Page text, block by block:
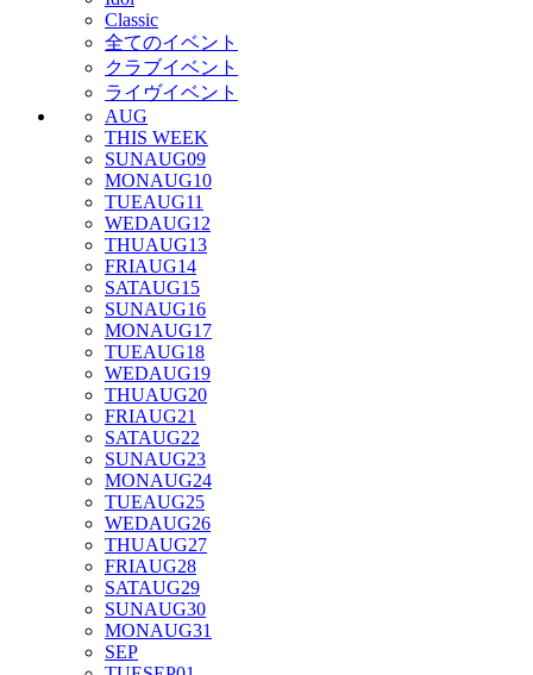
Classic
全てのイベント
クラブイベント
ライヴイベント
AUG
THIS WEEK
SUNAUG09
MONAUG10
TUEAUG11
WEDAUG12
THUAUG13
FRIAUG14
SATAUG15
SUNAUG16
MONAUG17
TUEAUG18
WEDAUG19
THUAUG20
FRIAUG21
SATAUG22
SUNAUG23
MONAUG24
TUEAUG25
WEDAUG26
THUAUG27
FRIAUG28
SATAUG29
SUNAUG30
MONAUG31
SEP